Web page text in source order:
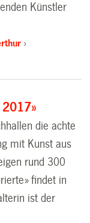
Künstler
die achte
mit Kunst aus
rund 300
findet in
ist der